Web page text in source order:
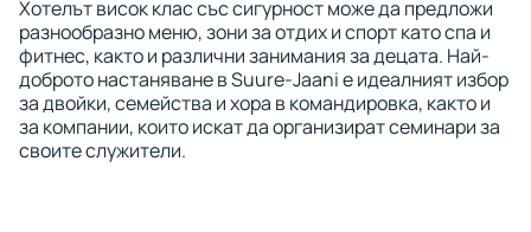
Хотелът висок клас със сигурност може да предложи
разнообразно меню, зони за отдих и спорт като спа и
фитнес, както и различни занимания за децата. Най-
доброто настаняване в Suure-Jaani е идеалният избор
за двойки, семейства и хора в командировка, както и
за компании, които искат да организират семинари за
своите служители.